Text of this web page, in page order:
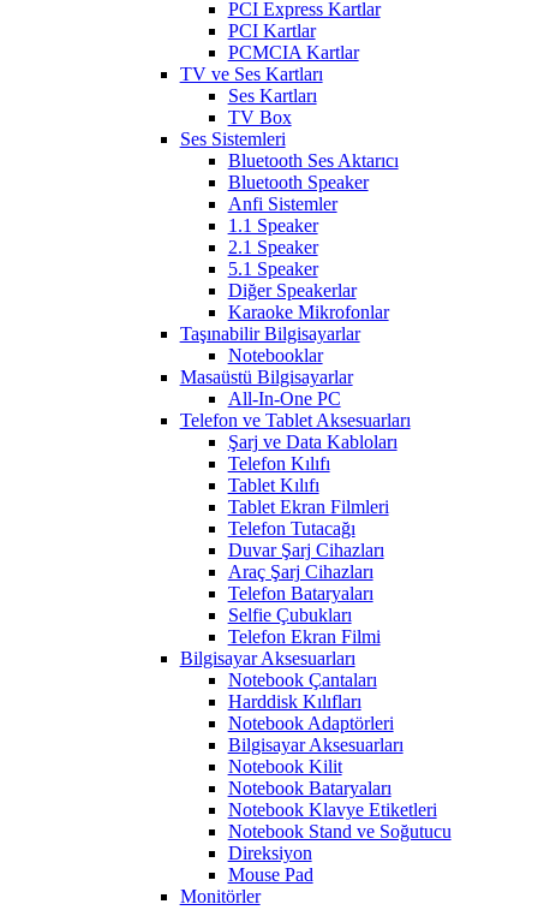
PCI Express Kartlar
PCI Kartlar
PCMCIA Kartlar
TV ve Ses Kartları
Ses Kartları
TV Box
Ses Sistemleri
Bluetooth Ses Aktarıcı
Bluetooth Speaker
Anfi Sistemler
1.1 Speaker
2.1 Speaker
5.1 Speaker
Diğer Speakerlar
Karaoke Mikrofonlar
Taşınabilir Bilgisayarlar
Notebooklar
Masaüstü Bilgisayarlar
All-In-One PC
Telefon ve Tablet Aksesuarları
Şarj ve Data Kabloları
Telefon Kılıfı
Tablet Kılıfı
Tablet Ekran Filmleri
Telefon Tutacağı
Duvar Şarj Cihazları
Araç Şarj Cihazları
Telefon Bataryaları
Selfie Çubukları
Telefon Ekran Filmi
Bilgisayar Aksesuarları
Notebook Çantaları
Harddisk Kılıfları
Notebook Adaptörleri
Bilgisayar Aksesuarları
Notebook Kilit
Notebook Bataryaları
Notebook Klavye Etiketleri
Notebook Stand ve Soğutucu
Direksiyon
Mouse Pad
Monitörler